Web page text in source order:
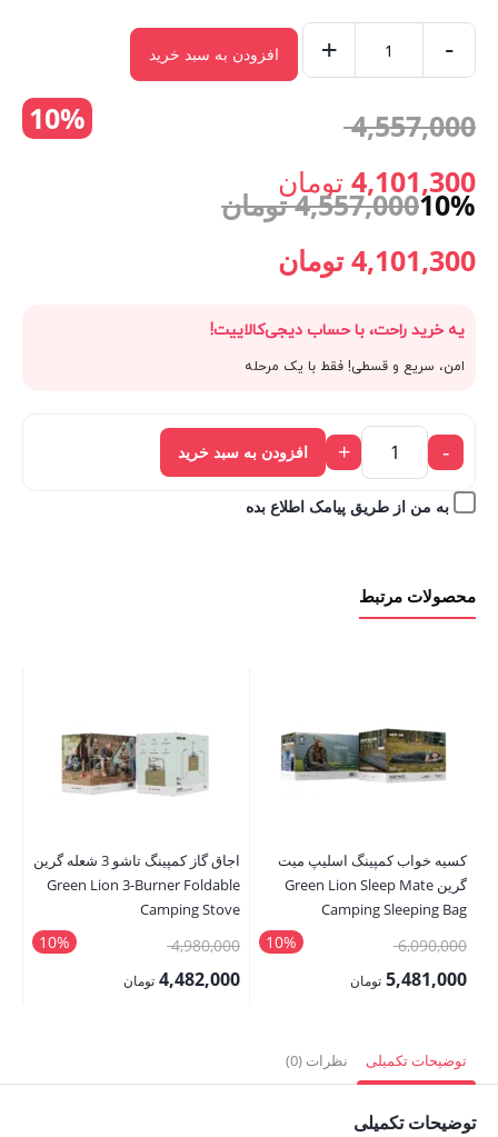
فعلی:
4,101,300 تومان.
10در1
Green
10IN1
Camping
Cookware
-
+ افزودن به سبد خرید
10% 4,557,000
اصلی: 4,101,300 تومان
4,101,300 تومان.
10%
4,557,000 تومان
قیمت
اصلی:
4,557,000 تومان
بود.
4,101,300 تومان
فعلی:
4,101,300 تومان.
یه خرید راحت، با حساب دیجی‌کالاییت!
امن، سریع و قسطی! فقط با یک مرحله
-
+ افزودن به سبد خرید
به من از طریق پیامک اطلاع بده
محصولات مرتبط
کسیه خواب کمپینگ اسلیپ میت
گرین Green Lion Sleep Mate
Camping Sleeping Bag
10% 6,090,000قیمت
اصلی:5,481,000 تومان
5,481,000 تومان.
اجاق گاز کمپینگ تاشو 3 شعله گرین
Green Lion 3-Burner Foldable
Camping Stove
10% 4,980,000قیمت
اصلی:4,482,000 تومان
توضیحات تکمیلی نظرات (0)
توضیحات تکمیلی